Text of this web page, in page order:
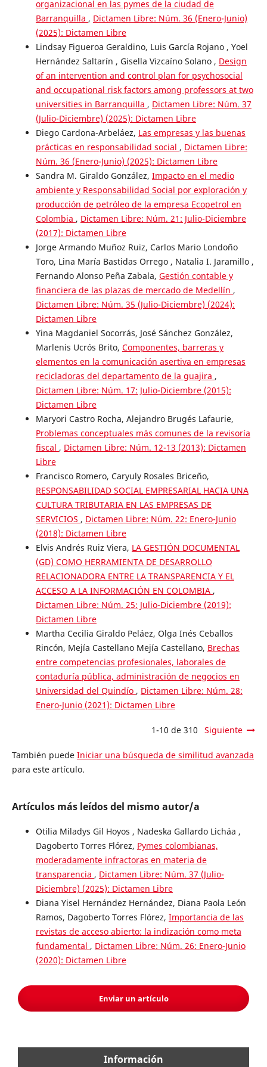
organizacional en las pymes de la ciudad de
Barranquilla , Dictamen Libre: Núm. 36 (Enero-Junio)
(2025): Dictamen Libre
Lindsay Figueroa Geraldino, Luis García Rojano , Yoel
Hernández Saltarín , Gisella Vizcaíno Solano , Design
of an intervention and control plan for psychosocial
and occupational risk factors among professors at two
universities in Barranquilla , Dictamen Libre: Núm. 37
(Julio-Diciembre) (2025): Dictamen Libre
Diego Cardona-Arbeláez, Las empresas y las buenas
prácticas en responsabilidad social , Dictamen Libre:
Núm. 36 (Enero-Junio) (2025): Dictamen Libre
Sandra M. Giraldo González, Impacto en el medio
ambiente y Responsabilidad Social por exploración y
producción de petróleo de la empresa Ecopetrol en
Colombia , Dictamen Libre: Núm. 21: Julio-Diciembre
(2017): Dictamen Libre
Jorge Armando Muñoz Ruiz, Carlos Mario Londoño
Toro, Lina María Bastidas Orrego , Natalia I. Jaramillo ,
Fernando Alonso Peña Zabala, Gestión contable y
financiera de las plazas de mercado de Medellín ,
Dictamen Libre: Núm. 35 (Julio-Diciembre) (2024):
Dictamen Libre
Yina Magdaniel Socorrás, José Sánchez González,
Marlenis Ucrós Brito, Componentes, barreras y
elementos en la comunicación asertiva en empresas
recicladoras del departamento de la guajira ,
Dictamen Libre: Núm. 17: Julio-Diciembre (2015):
Dictamen Libre
Maryori Castro Rocha, Alejandro Brugés Lafaurie,
Problemas conceptuales más comunes de la revisoría
fiscal , Dictamen Libre: Núm. 12-13 (2013): Dictamen
Libre
Francisco Romero, Caryuly Rosales Briceño,
RESPONSABILIDAD SOCIAL EMPRESARIAL HACIA UNA
CULTURA TRIBUTARIA EN LAS EMPRESAS DE
SERVICIOS , Dictamen Libre: Núm. 22: Enero-Junio
(2018): Dictamen Libre
Elvis Andrés Ruiz Viera, LA GESTIÓN DOCUMENTAL
(GD) COMO HERRAMIENTA DE DESARROLLO
RELACIONADORA ENTRE LA TRANSPARENCIA Y EL
ACCESO A LA INFORMACIÓN EN COLOMBIA ,
Dictamen Libre: Núm. 25: Julio-Diciembre (2019):
Dictamen Libre
Martha Cecilia Giraldo Peláez, Olga Inés Ceballos
Rincón, Mejía Castellano Mejía Castellano, Brechas
entre competencias profesionales, laborales de
contaduría pública, administración de negocios en
Universidad del Quindío , Dictamen Libre: Núm. 28:
Enero-Junio (2021): Dictamen Libre
1-10 de 310 Siguiente
También puede Iniciar una búsqueda de similitud avanzada
para este artículo.
Artículos más leídos del mismo autor/a
Otilia Miladys Gil Hoyos , Nadeska Gallardo Licháa ,
Dagoberto Torres Flórez, Pymes colombianas,
moderadamente infractoras en materia de
transparencia , Dictamen Libre: Núm. 37 (Julio-
Diciembre) (2025): Dictamen Libre
Diana Yisel Hernández Hernández, Diana Paola León
Ramos, Dagoberto Torres Flórez, Importancia de las
revistas de acceso abierto: la indización como meta
fundamental , Dictamen Libre: Núm. 26: Enero-Junio
(2020): Dictamen Libre
Enviar un artículo
Información